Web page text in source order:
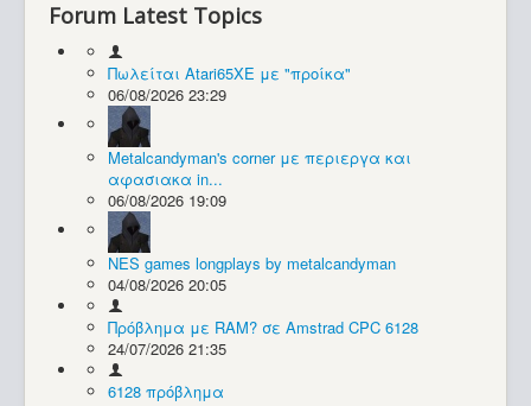
Συλλογές / Projects
Forum Latest Topics
Πωλείται Atari65XE με "προίκα"
06/08/2026 23:29
Metalcandyman's corner με περιεργα και
αφασιακα in...
06/08/2026 19:09
NES games longplays by metalcandyman
04/08/2026 20:05
Πρόβλημα με RAM? σε Amstrad CPC 6128
24/07/2026 21:35
6128 πρόβλημα